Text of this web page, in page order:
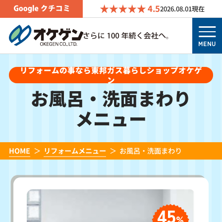
4.52026.08.01現在
MENU
リフォームの事なら東邦ガス暮らしショップオケゲ
ン
お風呂・洗面まわり
メニュー
HOME リフォームメニュー お風呂・洗面まわり
45